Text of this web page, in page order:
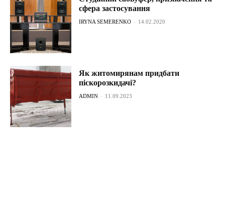
сфера застосування
IRYNA SEMERENKO - 14.02.2020
Як житомирянам придбати
піскорозкидачі?
ADMIN - 11.09.2023